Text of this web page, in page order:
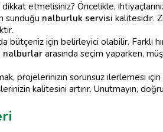
dikkat etmelisiniz? Öncelikle,
sunduğu nalburluk servisi kalitesidir.
bütçeniz için belirleyici olabilir. Farklı
nalburlar arasında seçim yaparken,
projelerinizin sorunsuz ilerlemesi
kalitesini artırır. Unutmayın, doğru